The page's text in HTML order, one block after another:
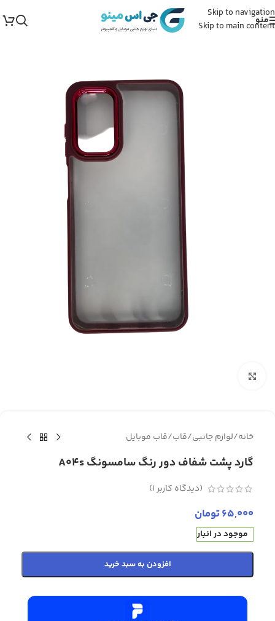
Skip to navigation
Skip to main content
منو
خانه/لوازم جانبی/قاب/قاب موبایل
گارد پشت شفاف دور رنگ سامسونگ A04s
(دیدگاه کاربر1
)
65,000تومان
موجود در انبار
افزودن به سبد خرید